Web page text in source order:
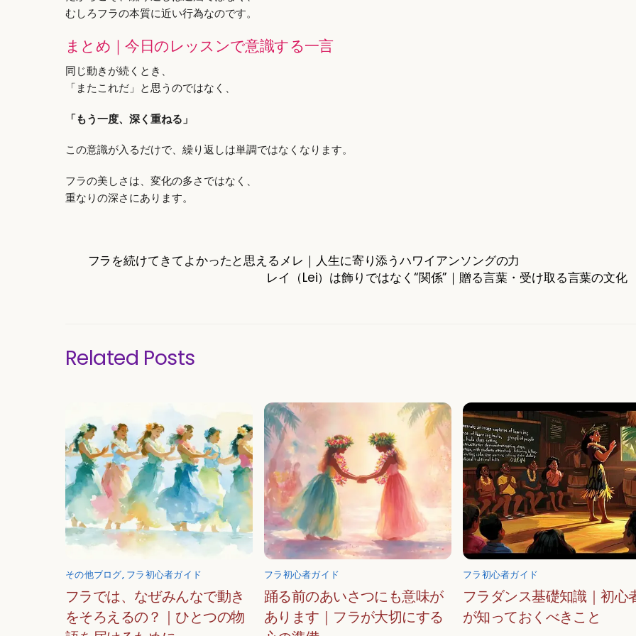
むしろフラの本質に近い行為なのです。
まとめ｜今日のレッスンで意識する一言
同じ動きが続くとき、
「またこれだ」と思うのではなく、
「もう一度、深く重ねる」
この意識が入るだけで、繰り返しは単調ではなくなります。
フラの美しさは、変化の多さではなく、
重なりの深さにあります。
フラを続けてきてよかったと思えるメレ｜人生に寄り添うハワイアンソングの力
レイ（Lei）は飾りではなく“関係”｜贈る言葉・受け取る言葉の文化
Related Posts
その他ブログ, フラ初心者ガイド
フラでは、なぜみんなで動き
をそろえるの？｜ひとつの物
フラ初心者ガイド
踊る前のあいさつにも意味が
あります｜フラが大切にする
フラ初心者ガイド
フラダンス基礎知識｜初心
が知っておくべきこと